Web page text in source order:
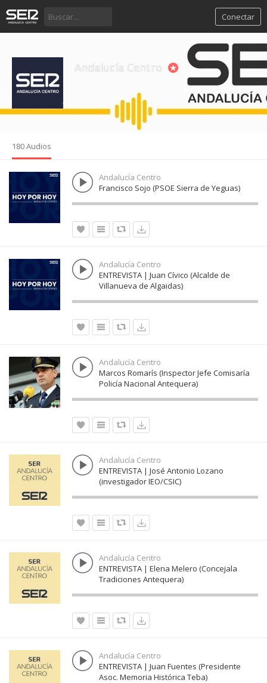
Conectar
Andalucía Centro
180 Audios
Andalucía Centro
Francisco Sojo (PSOE Sierra de Yeguas)
Andalucía Centro
ENTREVISTA | Juan Cívico (Alcalde de
Villanueva de Algaidas)
Andalucía Centro
Marcos Romarís (Inspector Jefe Comisaría
Policía Nacional Antequera)
Andalucía Centro
ENTREVISTA | José Antonio Lozano
(investigador IEO/CSIC)
Andalucía Centro
ENTREVISTA | Elena Melero (Concejala
Tradiciones Antequera)
Andalucía Centro
ENTREVISTA | Juan Fuentes (Presidente
Asoc. Memoria Histórica Teba)